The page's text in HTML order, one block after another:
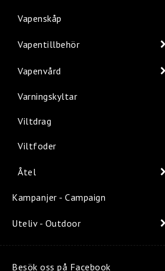
Vapenskåp
Vapentillbehör
Vapenvård
Varningskyltar
Viltdrag
Viltfoder
Åtel
Kampanjer - Campaign
Uteliv - Outdoor
Besök oss på Facebook